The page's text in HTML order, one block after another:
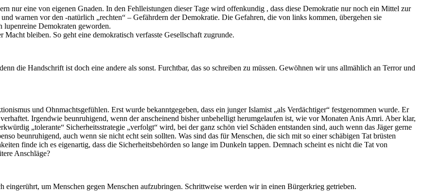
nur eine von eigenen Gnaden. In den Fehlleistungen dieser Tage wird offenkundig , dass diese Demokratie nur noch ein Mittel zur
warnen vor den -natürlich „rechten“ – Gefährdern der Demokratie. Die Gefahren, die von links kommen, übergehen sie
Demokraten geworden.
bleiben. So geht eine demokratisch verfasste Gesellschaft zugrunde.
die Handschrift ist doch eine andere als sonst. Furchtbar, das so schreiben zu müssen. Gewöhnen wir uns allmählich an Terror und
und Ohnmachtsgefühlen. Erst wurde bekanntgegeben, dass ein junger Islamist „als Verdächtiger“ festgenommen wurde. Er
Irgendwie beunruhigend, wenn der anscheinend bisher unbehelligt herumgelaufen ist, wie vor Monaten Anis Amri. Aber klar,
„tolerante“ Sicherheitsstrategie „verfolgt“ wird, bei der ganz schön viel Schäden entstanden sind, auch wenn das Jäger gerne
beunruhigend, auch wenn sie nicht echt sein sollten. Was sind das für Menschen, die sich mit so einer schäbigen Tat brüsten
finde ich es eigenartig, dass die Sicherheitsbehörden so lange im Dunkeln tappen. Demnach scheint es nicht die Tat von
Anschläge?
eingerührt, um Menschen gegen Menschen aufzubringen. Schrittweise werden wir in einen Bürgerkrieg getrieben.